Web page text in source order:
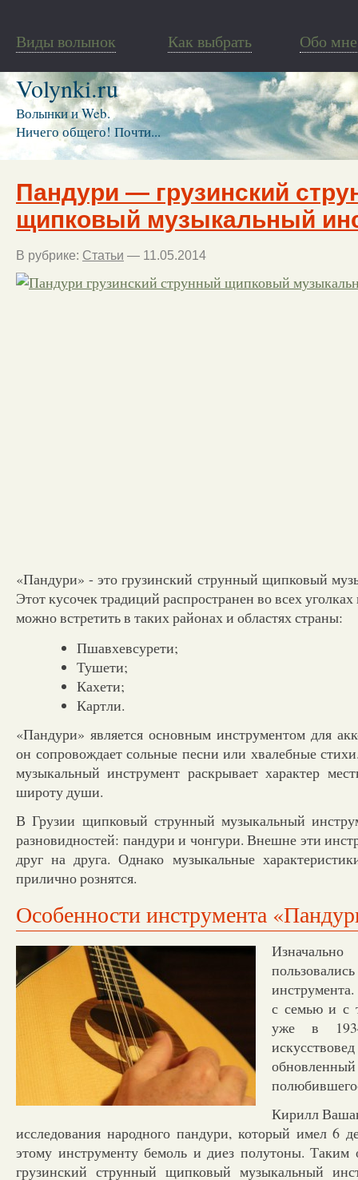
Виды волынок Как выбрать Обо мне
Volynki.ru
Волынки и Web.
Ничего общего! Почти...
Пандури — грузинский
щипковый музыкальный
В рубрике: Статьи — 11.05.2014
«Пандури» - это грузинский струнный щипковый
Этот кусочек традиций распространен во всех
можно встретить в таких районах и областях страны:
Пшавхевсурети;
Тушети;
Кахети;
Картли.
«Пандури» является основным инструментом для
он сопровождает сольные песни или хвалебные
музыкальный инструмент раскрывает характер
широту души.
В Грузии щипковый струнный музыкальный
разновидностей: пандури и чонгури. Внешне эти
друг на друга. Однако музыкальные
прилично рознятся.
Особенности инструмента
с семью и с
уже в
Кирилл
исследования народного пандури, который имел 6
этому инструменту бемоль и диез полутоны. Таким
грузинский струнный щипковый музыкальный